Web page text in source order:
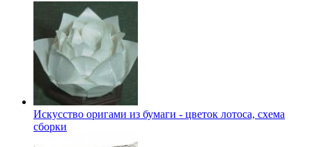
Искусство оригами из бумаги - цветок лотоса, схема
сборки